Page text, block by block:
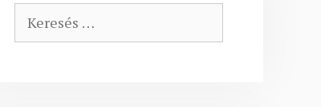
Keresés: